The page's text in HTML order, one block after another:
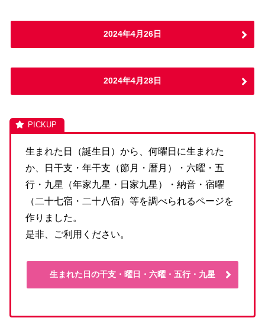
2024年4月26日
2024年4月28日
生まれた日（誕生日）から、何曜日に生まれた
か、日干支・年干支（節月・暦月）・六曜・五
行・九星（年家九星・日家九星）・納音・宿曜
（二十七宿・二十八宿）等を調べられるページを
作りました。
是非、ご利用ください。
生まれた日の干支・曜日・六曜・五行・九星